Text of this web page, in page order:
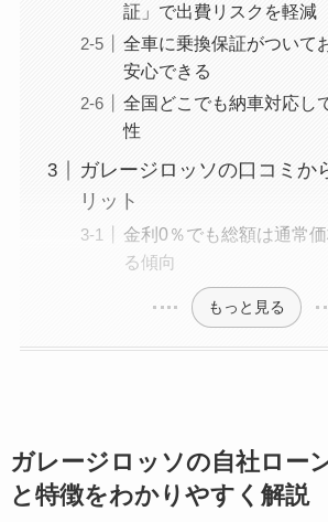
証」で出費リスクを軽減
全車に乗換保証がついて
安心できる
全国どこでも納車対応し
性
ガレージロッソの口コミか
リット
金利0％でも総額は通常
る傾向
もっと見る
ガレージロッソの自社ロー
と特徴をわかりやすく解説